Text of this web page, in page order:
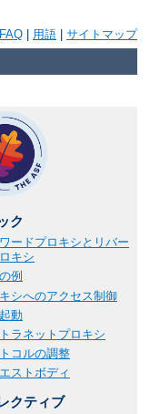
FAQ 用語 サイトマップ
ク
ードプロキシとリバー
キシ
例
シへのアクセス制御
動
ラネットプロキシ
コルの調整
ストボディ
クティブ